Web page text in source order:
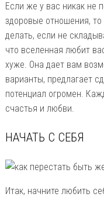
Если же у вас никак не
здоровые отношения, то
делать, если не
что вселенная любит
хуже. Она дает вам
варианты, предлагает
потенциал огромен.
счастья и любви.
НАЧАТЬ С СЕБЯ
Итак, начните любить